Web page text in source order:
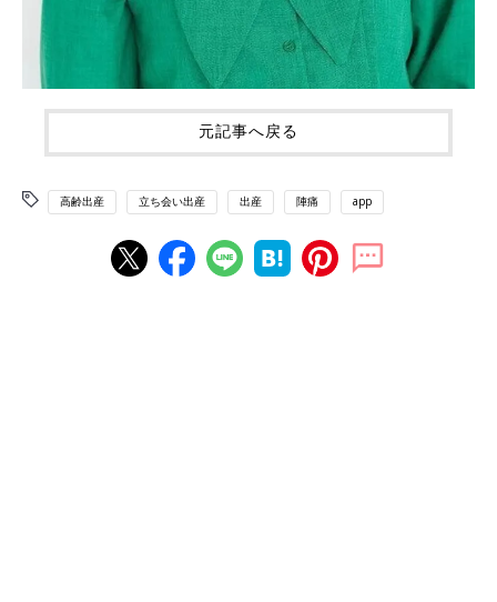
元記事へ戻る
高齢出産 立ち会い出産 出産 陣痛 app